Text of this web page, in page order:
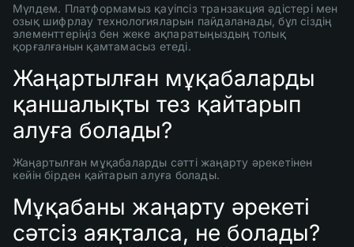
Мүлдем. Платформамыз қауіпсіз транзакция әдістері мен
озық шифрлау технологияларын пайдаланады, бұл сіздің
элементтеріңіз бен жеке ақпаратыңыздың толық
қорғалғанын қамтамасыз етеді.
Жаңартылған мұқабаларды
қаншалықты тез қайтарып
алуға болады?
Жаңартылған мұқабаларды сәтті жаңарту әрекетінен
кейін бірден қайтарып алуға болады.
Мұқабаны жаңарту әрекеті
сәтсіз аяқталса, не болады?